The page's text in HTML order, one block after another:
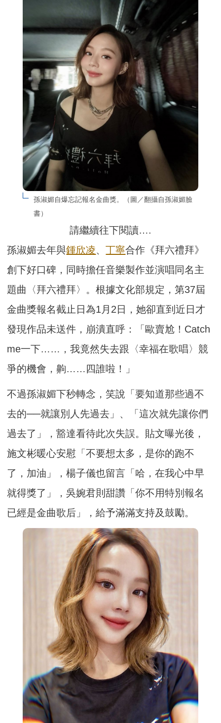
孫淑媚自爆忘記報名金曲獎。（圖／翻攝自孫淑媚臉
書）
請繼續往下閱讀….
孫淑媚去年與鍾欣凌、丁寧合作《拜六禮拜》
創下好口碑，同時擔任音樂製作並演唱同名主
題曲〈拜六禮拜〉。根據文化部規定，第37屆
金曲獎報名截止日為1月2日，她卻直到近日才
發現作品未送件，崩潰直呼：「歐賣尬！Catch
me一下……，我竟然失去跟〈幸福在歌唱〉競
爭的機會，齁……四誰啦！」
不過孫淑媚下秒轉念，笑說「要知道那些過不
去的──就讓別人先過去」、「這次就先讓你們
過去了」，豁達看待此次失誤。貼文曝光後，
施文彬暖心安慰「不要想太多，是你的跑不
了，加油」，楊子儀也留言「哈，在我心中早
就得獎了」，吳婉君則甜讚「你不用特別報名
已經是金曲歌后」，給予滿滿支持及鼓勵。